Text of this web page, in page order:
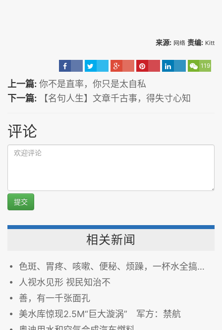
来源: 网络 责编: Kitt
119
上一篇: 你不是直率，你只是太自私
下一篇:
【名句人生】文章千古事，得失寸心知
评论
提交
相关新闻
色斑、胃疼、咳嗽、便秘、烦躁，一杯水全搞定！
人视水见形 视民知治不
善，有一千张面孔
美水库惊现2.5M“巨大漩涡” 军方：禁航